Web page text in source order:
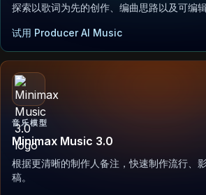
探索以歌词为先的创作、编曲思路以及可编辑
试用 Producer AI Music
音乐模型
Minimax Music 3.0
根据更清晰的制作人备注，快速制作流行、
稿。